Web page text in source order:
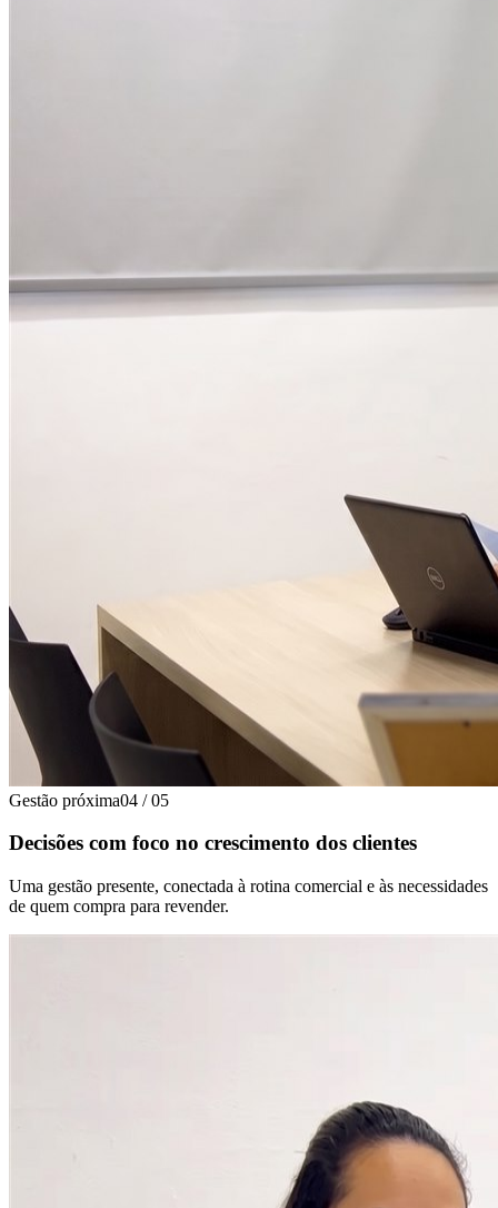
Gestão próxima04 / 05
Decisões com foco no crescimento dos clientes
Uma gestão presente, conectada à rotina comercial e às necessidades
de quem compra para revender.